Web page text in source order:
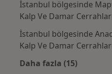
İstanbul bölgesinde
Kalp Ve Damar
İstanbul bölgesinde
Kalp Ve Damar
Daha fazla (15)